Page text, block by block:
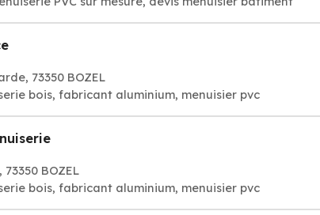
73350 BOZEL
bois, fabricant aluminium, menuisier pvc
BOZEL
bois, fabricant aluminium, menuisier pvc